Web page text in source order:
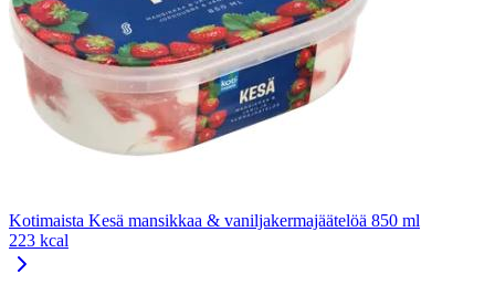
Kotimaista Kesä mansikkaa & vaniljakermajäätelöä 850 ml
223 kcal